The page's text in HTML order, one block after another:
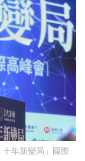
年新變局」國際